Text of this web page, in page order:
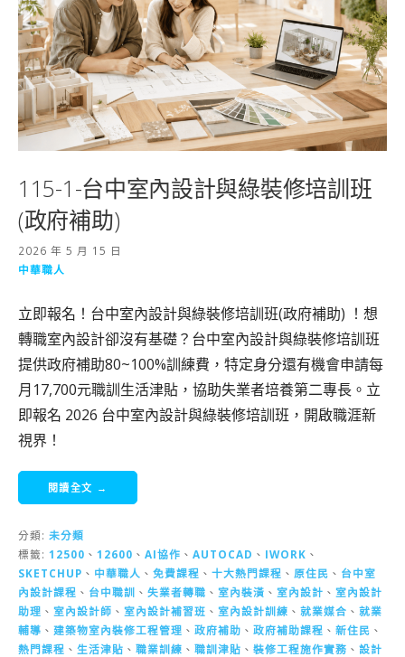
115-1-台中室內設計與綠裝修培訓班
(政府補助)
2026 年 5 月 15 日
中華職人
立即報名！台中室內設計與綠裝修培訓班(政府補助) ！想
轉職室內設計卻沒有基礎？台中室內設計與綠裝修培訓班
提供政府補助80~100%訓練費，特定身分還有機會申請每
月17,700元職訓生活津貼，協助失業者培養第二專長。立
即報名 2026 台中室內設計與綠裝修培訓班，開啟職涯新
視界！
閱讀全文 →
分類: 未分類
標籤: 12500 、 12600 、 AI協作 、 AUTOCAD 、 IWORK 、
SKETCHUP 、 中華職人 、 免費課程 、 十大熱門課程 、 原住民 、 台中室
內設計課程 、 台中職訓 、 失業者轉職 、 室內裝潢 、 室內設計 、 室內設計
助理 、 室內設計師 、 室內設計補習班 、 室內設計訓練 、 就業媒合 、 就業
輔導 、 建築物室內裝修工程管理 、 政府補助 、 政府補助課程 、 新住民 、
熱門課程 、 生活津貼 、 職業訓練 、 職訓津貼 、 裝修工程施作實務 、 設計